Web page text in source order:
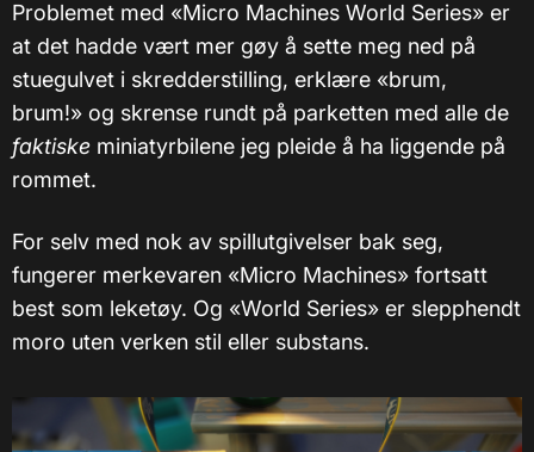
Problemet med «Micro Machines World Series» er
at det hadde vært mer gøy å sette meg ned på
stuegulvet i skredderstilling, erklære «brum,
brum!» og skrense rundt på parketten med alle de
faktiske miniatyrbilene jeg pleide å ha liggende på
rommet.
For selv med nok av spillutgivelser bak seg,
fungerer merkevaren «Micro Machines» fortsatt
best som leketøy. Og «World Series» er slepphendt
moro uten verken stil eller substans.